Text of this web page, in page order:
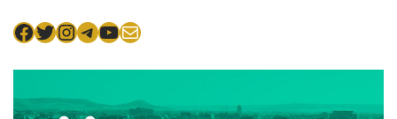
r
a
Facebook
Twitter
Instagram
Telegram
YouTube
Mail